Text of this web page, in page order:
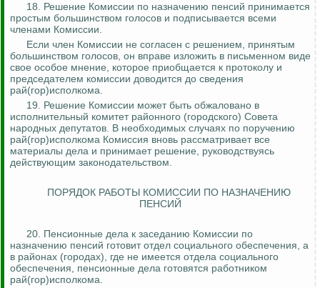
18. Решение Комиссии по назначению пенсий принимается
простым большинством голосов и подписывается всеми
членами Комиссии.
Если член Комиссии не согласен с решением, принятым
большинством голосов, он вправе изложить в письменном виде
свое особое мнение, которое приобщается к протоколу и
председателем комиссии доводится до сведения
рай(гор)исполкома.
19. Решение Комиссии может быть обжаловано в
исполнительный комитет районного (городского) Совета
народных депутатов. В необходимых случаях по поручению
рай(гор)исполкома Комиссия вновь рассматривает все
материалы дела и принимает решение, руководствуясь
действующим законодательством.
ПОРЯДОК РАБОТЫ КОМИССИИ ПО НАЗНАЧЕНИЮ
ПЕНСИЙ
20. Пенсионные дела к заседанию Комиссии по
назначению пенсий готовит отдел социального обеспечения, а
в районах (городах), где не имеется отдела социального
обеспечения, пенсионные дела готовятся работником
рай(гор)исполкома.